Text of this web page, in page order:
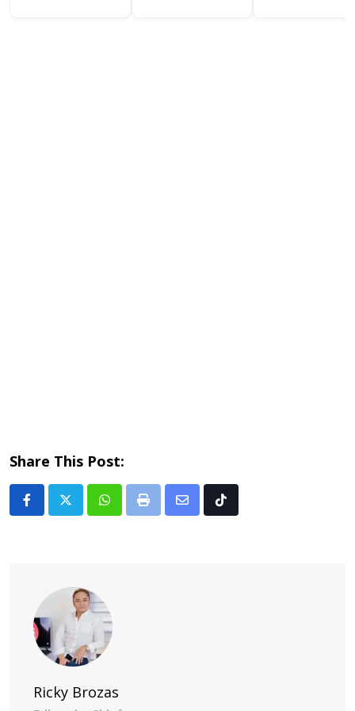
Share This Post:
Whatsapp
Print
Share Tiktok
Ricky Brozas